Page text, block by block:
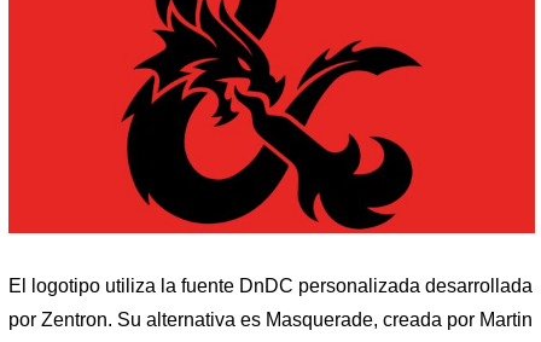
El logotipo utiliza la fuente DnDC personalizada desarrollada
por Zentron. Su alternativa es Masquerade, creada por Martin